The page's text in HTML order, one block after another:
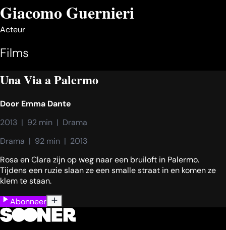
Giacomo Guernieri
Acteur
Films
Una Via a Palermo
Door Emma Dante
2013  |  92 min  |  Drama
Drama  |  92 min  |  2013
Rosa en Clara zijn op weg naar een bruiloft in Palermo.
Tijdens een ruzie slaan ze een smalle straat in en komen ze
klem te staan.
Abonneer